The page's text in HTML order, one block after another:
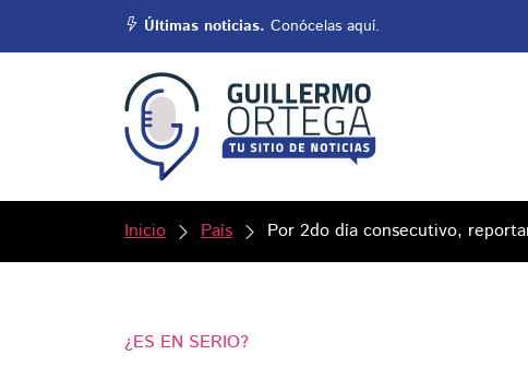
Últimas noticias. Conócelas aquí.
Inicio País Por 2do día consecutivo,
¿ES EN SERIO?